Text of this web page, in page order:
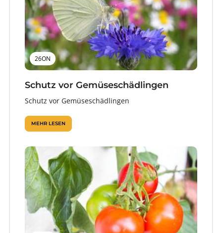
26ON
Schutz vor Gemüseschädlingen
Schutz vor Gemüseschädlingen
MEHR LESEN